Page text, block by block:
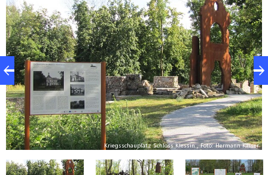
Kriegsschauplatz Schloss Klessin , Foto: Hermann Kaiser